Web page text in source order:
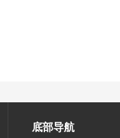
底部导航